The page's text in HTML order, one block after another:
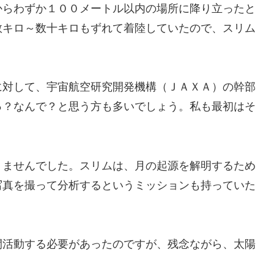
わずか１００メートル以内の場所に降り立ったと
ロ～数十キロもずれて着陸していたので、スリム
して、宇宙航空研究開発機構（ＪＡＸＡ）の幹部
なんで？と思う方も多いでしょう。私も最初はそ
せんでした。スリムは、月の起源を解明するため
を撮って分析するというミッションも持っていた
動する必要があったのですが、残念ながら、太陽